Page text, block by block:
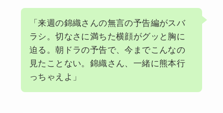
「来週の錦織さんの無言の予告編がスバ
ラシ。切なさに満ちた横顔がグッと胸に
迫る。朝ドラの予告で、今までこんなの
見たことない。錦織さん、一緒に熊本行
っちゃえよ」